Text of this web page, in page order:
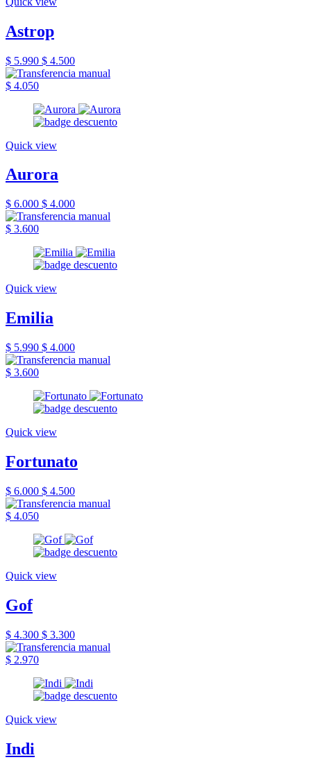
Astrop
$ 5.990 $ 4.500
$ 4.050
Quick view
Aurora
$ 6.000 $ 4.000
$ 3.600
Quick view
Emilia
$ 5.990 $ 4.000
$ 3.600
Quick view
Fortunato
$ 6.000 $ 4.500
$ 4.050
Quick view
Gof
$ 4.300 $ 3.300
$ 2.970
Quick view
Indi